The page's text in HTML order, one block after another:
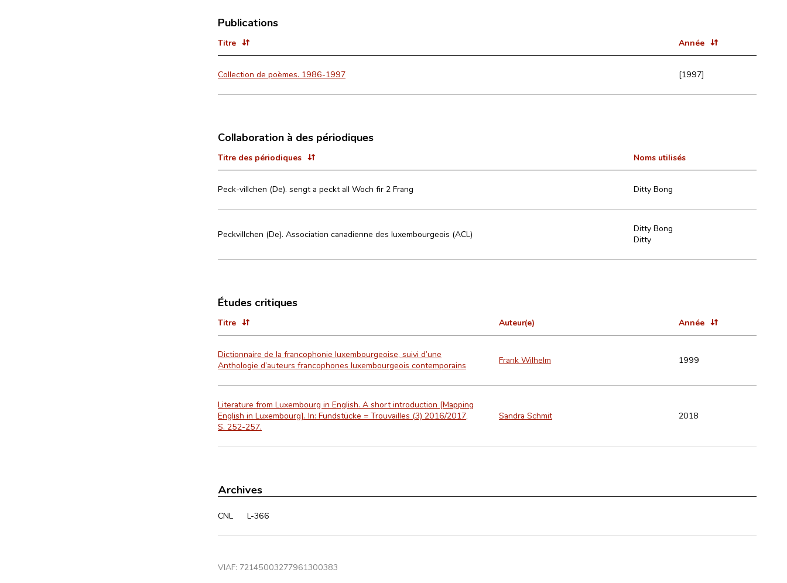
Publications
Titre Année
Collection de poèmes. 1986-1997 [1997]
Collaboration à des périodiques
Titre des périodiques Noms utilisés
Peck-villchen (De). sengt a peckt all Woch fir 2 Frang Ditty Bong
Peckvillchen (De). Association canadienne des luxembourgeois (ACL)
Ditty Bong
Ditty
Études critiques
Titre Auteur(e) Année
Dictionnaire de la francophonie luxembourgeoise, suivi d’une
Anthologie d’auteurs francophones luxembourgeois contemporains
Frank Wilhelm 1999
Literature from Luxembourg in English. A short introduction [Mapping
English in Luxembourg]. In: Fundstücke = Trouvailles (3) 2016/2017,
S. 252-257.
Sandra Schmit 2018
Archives
CNL L-366
VIAF: 72145003277961300383